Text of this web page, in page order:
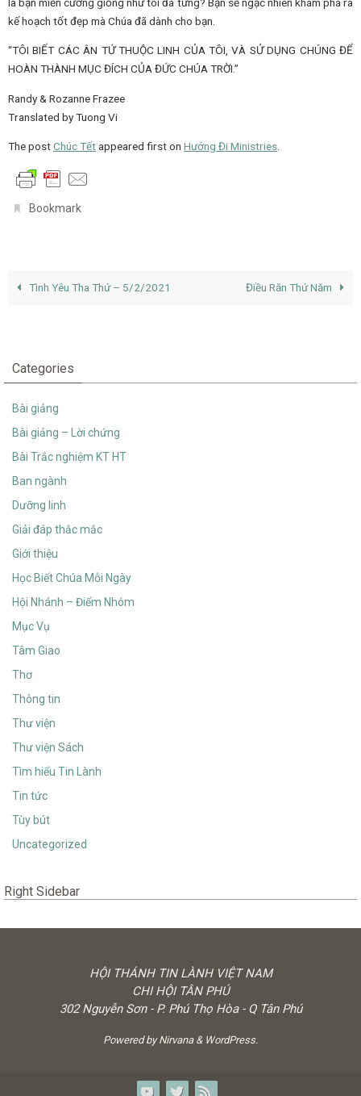
kế hoạch tốt đẹp mà Chúa đã dành cho bạn.
“TÔI BIẾT CÁC ÂN TỨ THUỘC LINH CỦA TÔI, VÀ SỬ DỤNG CHÚNG ĐỂ
HOÀN THÀNH MỤC ĐÍCH CỦA ĐỨC CHÚA TRỜI.”
Randy & Rozanne Frazee
Translated by Tuong Vi
The postChúc Tếtappeared first on Hướng Đi Ministries.
Bookmark.
Tình Yêu Tha Thứ – 5/2/2021 Điều Răn Thứ Năm
Categories
Bài giảng
Bài giảng – Lời chứng
Bài Trắc nghiệm KT HT
Ban ngành
Dưỡng linh
Giải đáp thắc mắc
Giới thiệu
Học Biết Chúa Mỗi Ngày
Hội Nhánh – Điểm Nhóm
Mục Vụ
Tâm Giao
Thơ
Thông tin
Thư viện
Thư viện Sách
Tìm hiểu Tin Lành
Tin tức
Tùy bút
Uncategorized
Right Sidebar
HỘI THÁNH TIN LÀNH VIỆT NAM
CHI HỘI TÂN PHÚ
302 Nguyễn Sơn - P. Phú Thọ Hòa - Q Tân Phú
Powered byNirvana& WordPress.